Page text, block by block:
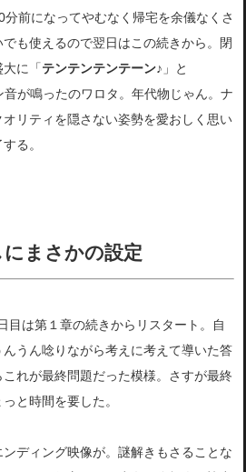
前になってやむなく帰宅を余儀なくさ
も使えるので翌日はこの続きから。閉
に「テンテンテンテーン♪ 」と
が鳴ったのワロタ。年代物じゃん。ナ
リティを隠さない姿勢を愛おしく思い
る。
まさかの設定
目は第１章の続きからリスタート。自
うん唸りながら考えに考えて導いた答
れが最終問題だった模様。さすが最終
と時間を要した。
ディング映像が。謎解きもさることな